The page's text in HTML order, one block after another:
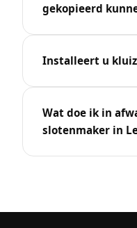
gekopieerd
Installeert u
Wat doe ik in
slotenmaker in